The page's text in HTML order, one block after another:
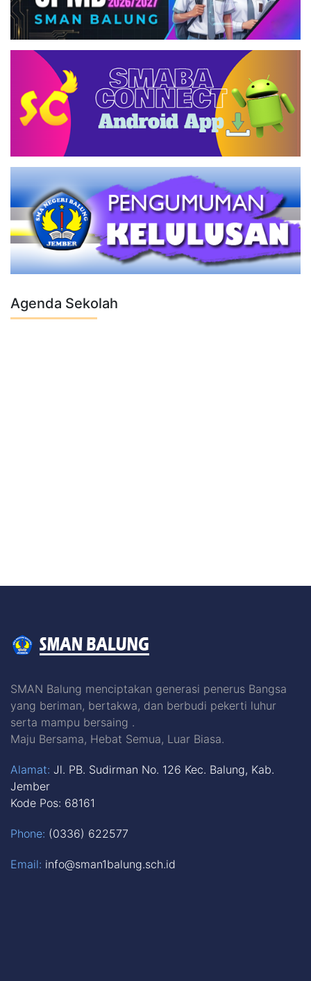
Agenda Sekolah
SMAN Balung menciptakan generasi penerus Bangsa
yang beriman, bertakwa, dan berbudi pekerti luhur
serta mampu bersaing .
Maju Bersama, Hebat Semua, Luar Biasa.
Alamat: Jl. PB. Sudirman No. 126 Kec. Balung, Kab.
Jember
Kode Pos: 68161
Phone: (0336) 622577
Email: info@sman1balung.sch.id